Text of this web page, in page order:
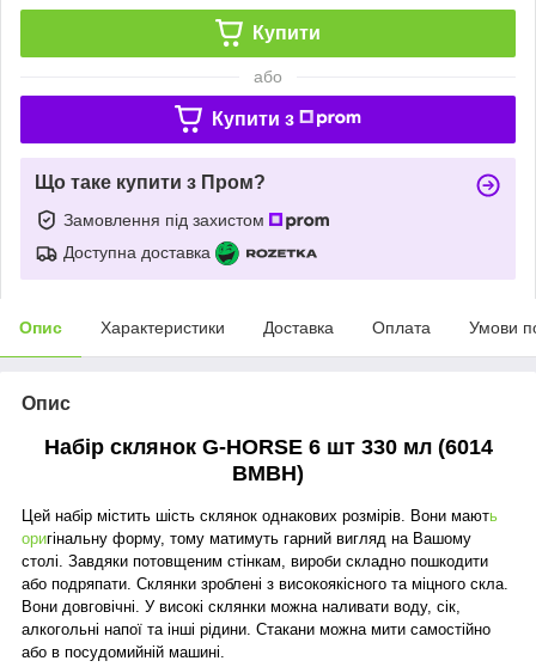
Купити
або
Купити з
Що таке купити з Пром?
Замовлення під захистом
Доступна доставка
Опис Характеристики Доставка Оплата Умови
Опис
Набір склянок G-HORSE 6 шт 330 мл (6014
BMBH)
Цей набір містить шість склянок однакових розмірів. Вони мають
оригінальну форму, тому матимуть гарний вигляд на Вашому
столі. Завдяки потовщеним стінкам, вироби складно пошкодити
або подряпати. Склянки зроблені з високоякісного та міцного скла.
Вони довговічні. У високі склянки можна наливати воду, сік,
алкогольні напої та інші рідини. Стакани можна мити самостійно
або в посудомийній машині.